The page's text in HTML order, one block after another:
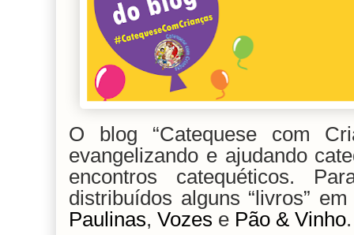
O blog “Catequese com
evangelizando e ajudando
encontros catequéticos.
distribuídos alguns “livros”
Paulinas, Vozes e Pão & Vinho